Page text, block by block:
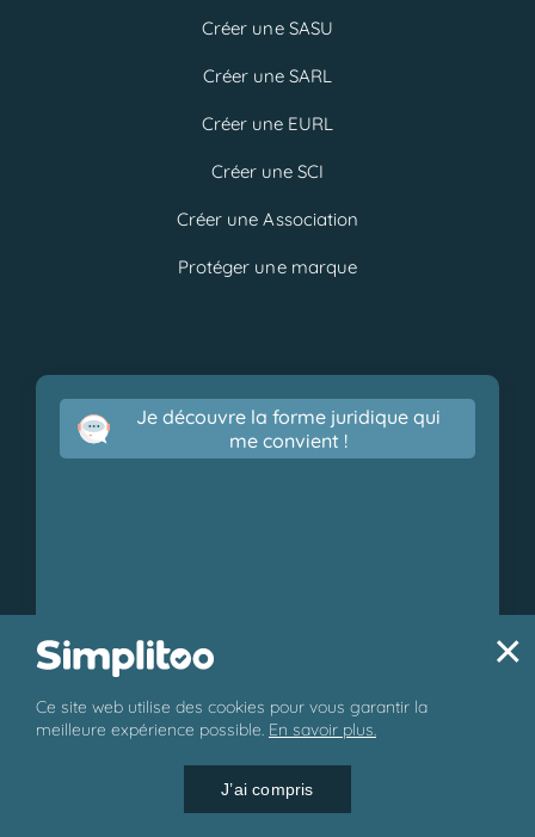
Ce site web utilise des cookies pour vous garantir la
meilleure expérience possible. En savoir plus.
J’ai compris
×
Créer une SASU
Créer une SARL
Créer une EURL
Créer une SCI
Créer une Association
Protéger une marque
Je découvre la forme juridique qui
me convient !
© 2026 Simplitoo - Tous droits réservés.